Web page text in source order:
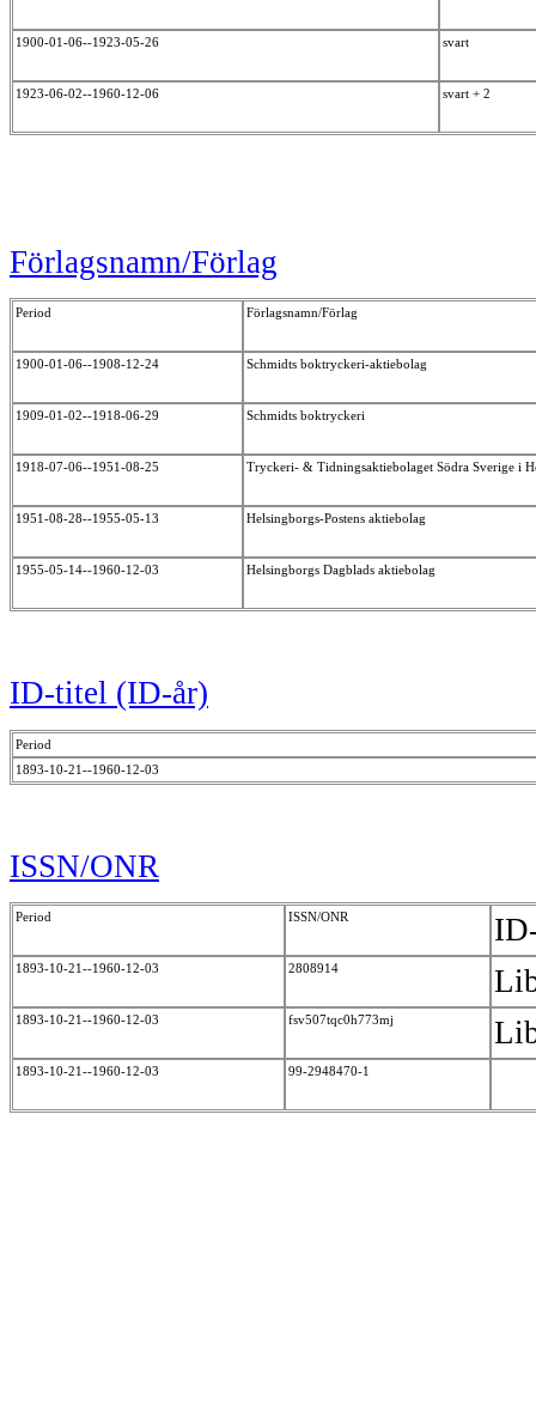
1900-01-06--1923-05-26 svart
1923-06-02--1960-12-06 svart + 2
Förlagsnamn/Förlag
Period Förlagsnamn/Förlag
1900-01-06--1908-12-24 Schmidts boktryckeri-aktiebolag
1909-01-02--1918-06-29 Schmidts boktryckeri
1918-07-06--1951-08-25 Tryckeri- & Tidningsaktiebolaget Södra Sverige i
1951-08-28--1955-05-13 Helsingborgs-Postens aktiebolag
1955-05-14--1960-12-03 Helsingborgs Dagblads aktiebolag
ID-titel (ID-år)
Period
1893-10-21--1960-12-03
ISSN/ONR
Period ISSN/ONR
1893-10-21--1960-12-03 2808914
1893-10-21--1960-12-03 fsv507tqc0h773mj
1893-10-21--1960-12-03 99-2948470-1